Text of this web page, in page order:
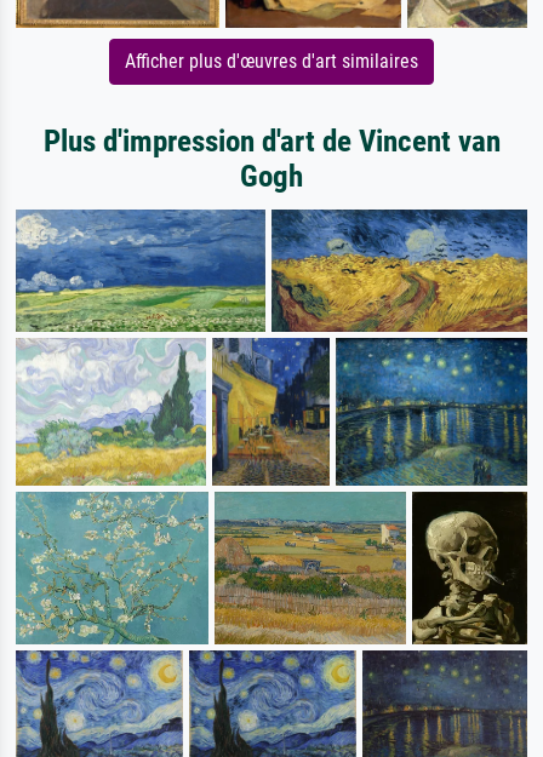
Afficher plus d'œuvres d'art similaires
Plus d'impression d'art de Vincent van
Gogh